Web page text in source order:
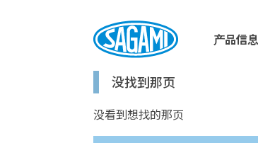
产品信息
没找到那页
没看到想找的那页